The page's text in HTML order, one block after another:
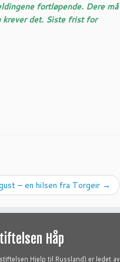
fortløpende. Dere må
krever det. Siste frist for
– en hilsen fra Torgeir →
Håp
Hjelp til Russland) er ledet av